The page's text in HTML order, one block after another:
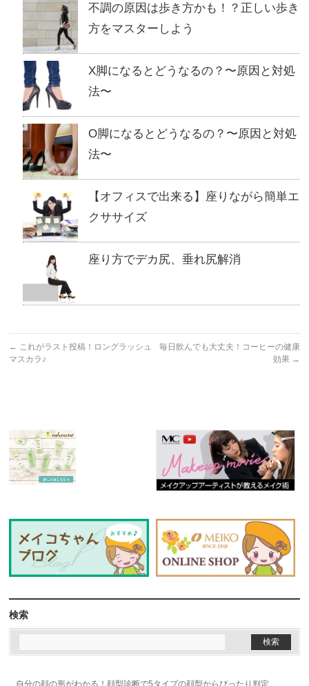
不調の原因は歩き方かも！？正しい歩き
方をマスターしよう
X脚になるとどうなるの？〜原因と対処
法〜
O脚になるとどうなるの？〜原因と対処
法〜
【オフィスで出来る】座りながら簡単エ
クササイズ
座り方でデカ尻、垂れ尻解消
← これがラスト投稿！ロングラッシュ
マスカラ♪
毎日飲んでも大丈夫！コーヒーの健康
効果 →
検索
自分の顔の形がわかる！顔型診断で5タイプの顔型からぴったり判定